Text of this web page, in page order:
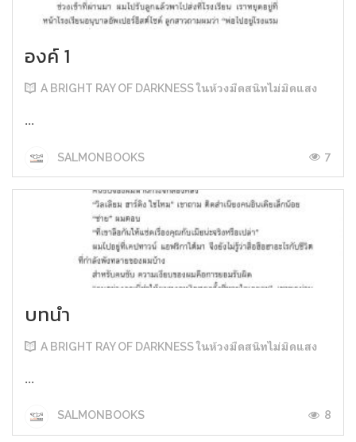
องค์ 1
A BRIGHT RAY OF DARKNESS ในห้วงมืดสนิทไม่มิดแสง
...
SALMONBOOKS 7
บทนำ
A BRIGHT RAY OF DARKNESS ในห้วงมืดสนิทไม่มิดแสง
...
SALMONBOOKS 8